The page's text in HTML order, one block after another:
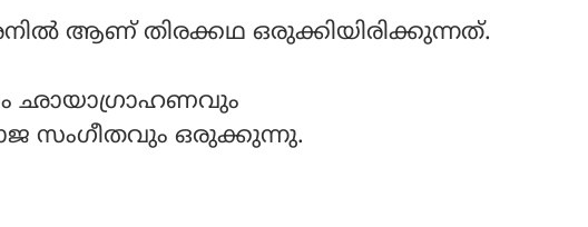
ആണ് തിരക്കഥ ഒരുക്കിയിരിക്കുന്നത്.
ഛായാഗ്രാഹണവും
സംഗീതവും ഒരുക്കുന്നു.